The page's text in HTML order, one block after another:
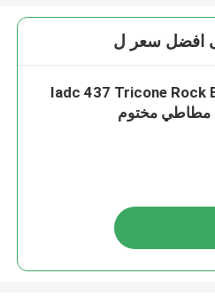
افضل سعر ل
6 '' Iadc 437 Tricone Rock
مختوم